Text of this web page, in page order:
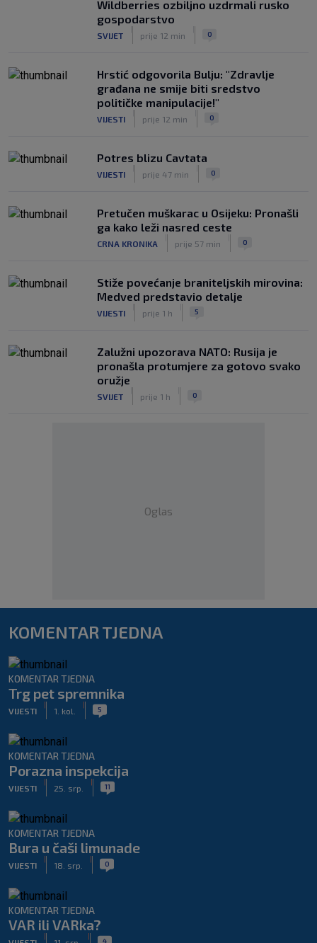
Wildberries ozbiljno uzdrmali rusko
gospodarstvo
SVIJET prije 12 min 0
Hrstić odgovorila Bulju: "Zdravlje
građana ne smije biti sredstvo
političke manipulacije!"
VIJESTI prije 12 min 0
Potres blizu Cavtata
VIJESTI prije 47 min 0
Pretučen muškarac u Osijeku: Pronašli
ga kako leži nasred ceste
CRNA KRONIKA prije 57 min 0
Stiže povećanje braniteljskih mirovina:
Medved predstavio detalje
VIJESTI prije 1 h 5
Zalužni upozorava NATO: Rusija je
pronašla protumjere za gotovo svako
oružje
SVIJET prije 1 h 0
Oglas
KOMENTAR TJEDNA
KOMENTAR TJEDNA
Trg pet spremnika
VIJESTI 1. kol. 5
KOMENTAR TJEDNA
Porazna inspekcija
VIJESTI 25. srp. 11
KOMENTAR TJEDNA
Bura u čaši limunade
VIJESTI 18. srp. 0
KOMENTAR TJEDNA
VAR ili VARka?
4